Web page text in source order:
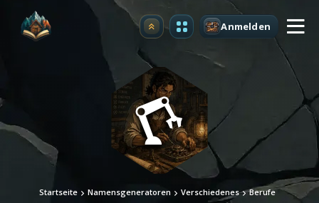
Upgrade Anmelden
Startseite Namensgeneratoren Verschiedenes Berufe